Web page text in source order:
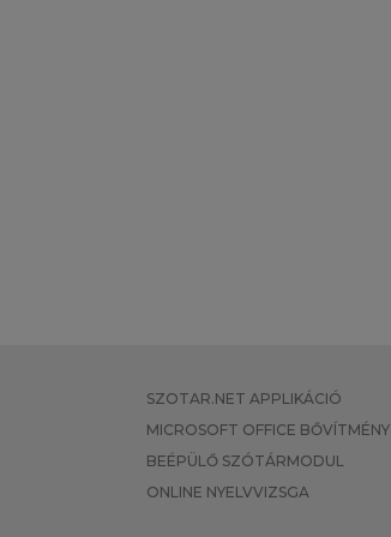
SZOTAR.NET APPLIKÁCIÓ
MICROSOFT OFFICE BŐVÍTMÉNY
BEÉPÜLŐ SZÓTÁRMODUL
ONLINE NYELVVIZSGA